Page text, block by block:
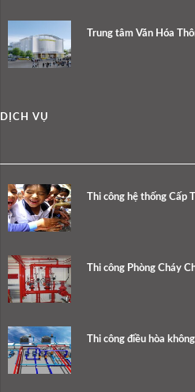
Trung tâm Văn Hóa
DỊCH VỤ
Thi công hệ thống Cấp
Thi công Phòng Cháy
Thi công điều hòa